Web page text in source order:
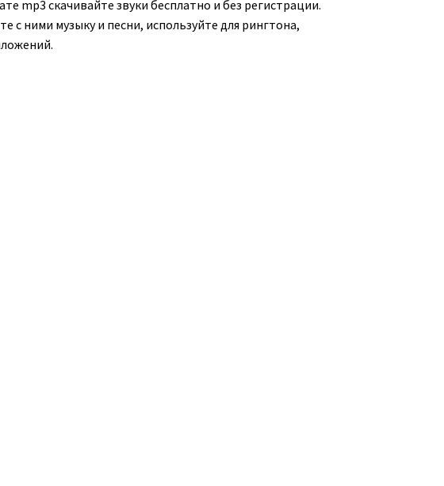
mp3 скачивайте звуки бесплатно и без регистрации.
с ними музыку и песни, используйте для рингтона,